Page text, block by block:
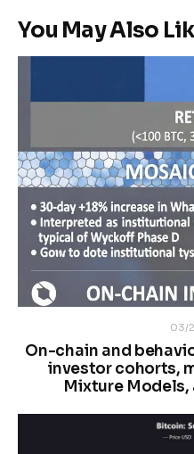
You May Also
03/
On-chain and
investor cohorts,
Mixture